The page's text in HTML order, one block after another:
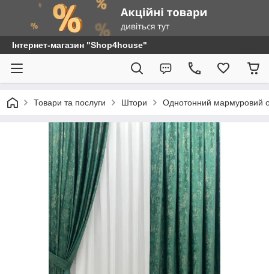
Інтернет-магазин "Shop4house"
Товари та послуги Штори Однотонний мармуровий